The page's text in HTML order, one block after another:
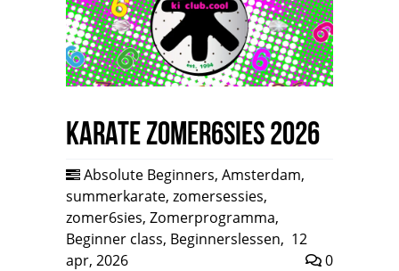
Karate Zomer6sies 2026
Absolute Beginners, Amsterdam,
summerkarate, zomersessies,
zomer6sies, Zomerprogramma,
Beginner class, Beginnerslessen, 12
apr, 2026
0